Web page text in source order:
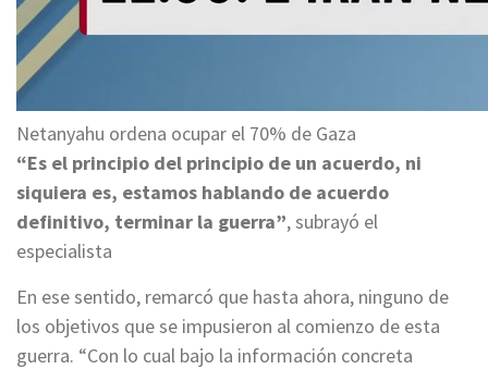
Netanyahu ordena ocupar el 70% de Gaza
“Es el principio del principio de un acuerdo, ni
siquiera es, estamos hablando de acuerdo
definitivo, terminar la guerra”, subrayó el
especialista
En ese sentido, remarcó que hasta ahora, ninguno de
los objetivos que se impusieron al comienzo de esta
guerra. “Con lo cual bajo la información concreta